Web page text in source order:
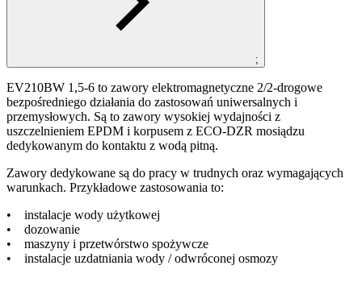
;
EV210BW 1,5-6 to zawory elektromagnetyczne 2/2-drogowe
bezpośredniego działania do zastosowań uniwersalnych i
przemysłowych. Są to zawory wysokiej wydajności z
uszczelnieniem EPDM i korpusem z ECO-DZR mosiądzu
dedykowanym do kontaktu z wodą pitną.
Zawory dedykowane są do pracy w trudnych oraz wymagających
warunkach. Przykładowe zastosowania to:
• instalacje wody użytkowej
• dozowanie
• maszyny i przetwórstwo spożywcze
• instalacje uzdatniania wody / odwróconej osmozy